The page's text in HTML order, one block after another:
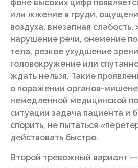
фоне высоких цифр
или жжение в груди,
воздуха, внезапная слабость,
нарушение речи, онемение
тела, резкое ухудшение
головокружение или
ждать нельзя. Такие
о поражении органов-
немедленной медицинской
ситуации задача пациента и
спорить, не пытаться
действовать быстро.
Второй тревожный вариант